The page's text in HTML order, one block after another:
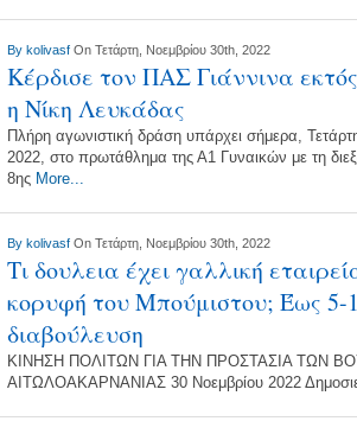
By kolivasf On Τετάρτη, Νοεμβρίου 30th, 2022
Κέρδισε τον ΠΑΣ Γιάννινα
η Νίκη Λευκάδας
Πλήρη αγωνιστική δράση υπάρχει σήμερα,
2022, στο πρωτάθλημα της Α1 Γυναικών με τη
8ης More...
By kolivasf On Τετάρτη, Νοεμβρίου 30th, 2022
Τι δουλεια έχει γαλλική
κορυφή του Μπούμιστου; Έως 5-
διαβούλευση
ΚΙΝΗΣΗ ΠΟΛΙΤΩΝ ΓΙΑ ΤΗΝ ΠΡΟΣΤΑΣΙΑ ΤΩΝ
ΑΙΤΩΛΟΑΚΑΡΝΑΝΙΑΣ 30 Νοεμβρίου 2022